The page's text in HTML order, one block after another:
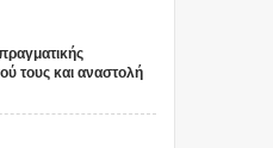
τους και αναστολή